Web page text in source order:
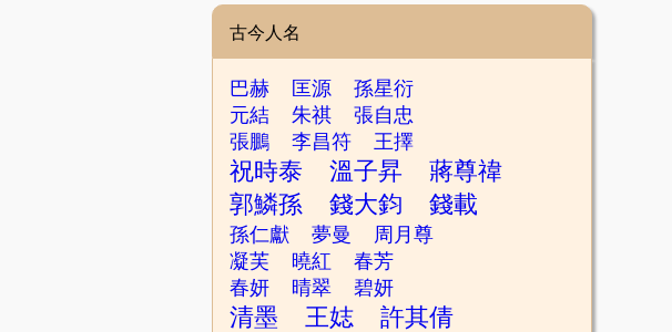
古今人名
巴赫 匡源
孫星衍
元結
朱祺
張自忠
張鵬
李昌符 王擇
祝時泰 溫子昇
蔣尊禕
郭鱗孫
錢大鈞 錢載
孫仁獻 夢曼
周月尊
凝芙
曉紅
春芳
春妍
晴翠 碧妍
清墨 王娡
許其倩